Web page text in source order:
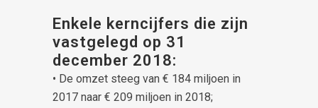
Enkele kerncijfers die zijn
vastgelegd op 31
december 2018:
• De omzet steeg van € 184 miljoen in
2017 naar € 209 miljoen in 2018;